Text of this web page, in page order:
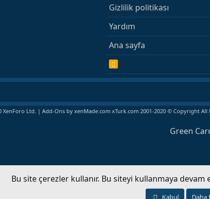
Gizlilik politikası
Yardım
Ana sayfa
R
S
S
XenForo Ltd. | Add-Onsby xenMade.com xTurk.com 2001-2020 © Copyright All
Green
Bu site çerezler kullanır. Bu siteyi kullanmaya devam
Kabul Daha